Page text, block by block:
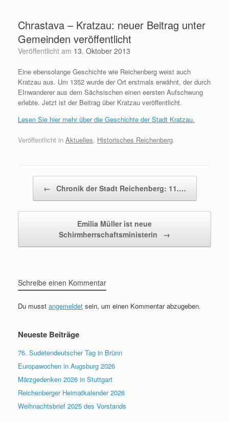
springenChrastava – Kratzau: neuer Beitrag unter
Gemeinden veröffentlicht
Veröffentlicht am 13. Oktober 2013
Eine ebensolange Geschichte wie Reichenberg weist auch
Kratzau aus. Um 1352 wurde der Ort erstmals erwähnt, der durch
EInwanderer aus dem Sächsischen einen eersten Aufschwung
erlebte. Jetzt ist der Beitrag über Kratzau veröffentlicht.
Lesen Sie hier mehr über die Geschichte der Stadt Kratzau.
Veröffentlicht in Aktuelles, Historisches Reichenberg.
← Chronik der Stadt Reichenberg: 11.…
Emilia Müller ist neue
Schirmherrschaftsministerin
→
Schreibe einen Kommentar
Du musst angemeldet sein, um einen Kommentar abzugeben.
Neueste Beiträge
76. Sudetendeutscher Tag in Brünn
Europawochen in Augsburg 2026
Märzgedenken 2026 in Stuttgart
Reichenberger Heimatkalender 2026
Weihnachtsbrief 2025 des Vorstands